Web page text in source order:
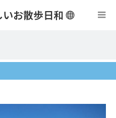
お散歩日和